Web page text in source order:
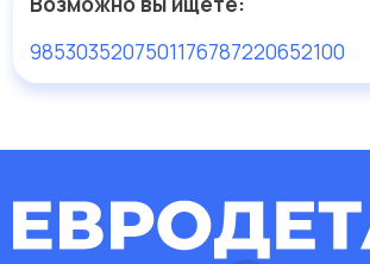
9853035207501176787220652100